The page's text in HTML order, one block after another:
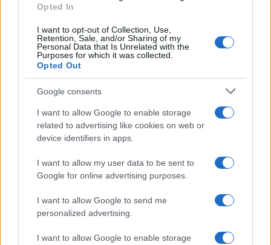
Opted In
I want to opt-out of Collection, Use,
Retention, Sale, and/or Sharing of my
Personal Data that Is Unrelated with the
Purposes for which it was collected.
Opted Out
Google consents
I want to allow Google to enable storage
related to advertising like cookies on web or
device identifiers in apps.
I want to allow my user data to be sent to
Google for online advertising purposes.
I want to allow Google to send me
personalized advertising.
I want to allow Google to enable storage